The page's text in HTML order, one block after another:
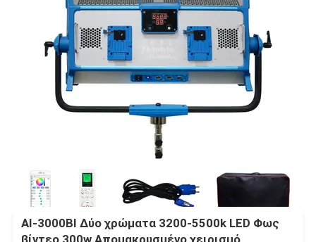
AI-3000BI Δύο χρώματα 3200-5500k LED Φως